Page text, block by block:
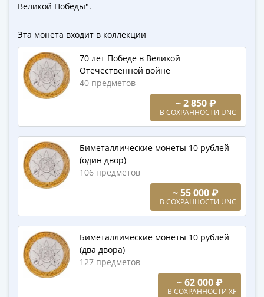
(1881-
Александр
(1854-
Николай
(1826-
1855)
Александр
(1796-
1801)
Екатерина
Великой Победы".
Эта монета входит в коллекции
70 лет Победе в Великой
Отечественной войне
40 предметов
~ 2 850 ₽
В СОХРАННОСТИ UNC
Биметаллические монеты 10 рублей
(один двор)
106 предметов
~ 55 000 ₽
В СОХРАННОСТИ UNC
Биметаллические монеты 10 рублей
(два двора)
127 предметов
~ 62 000 ₽
В СОХРАННОСТИ XF